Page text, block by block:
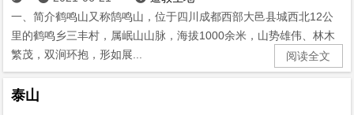
一、简介鹤鸣山又称鹄鸣山，位于四川成都西部大邑县城西北12公
里的鹤鸣乡三丰村，属岷山山脉，海拔1000余米，山势雄伟、林木
繁茂，双涧环抱，形如展...
阅读全文
泰山